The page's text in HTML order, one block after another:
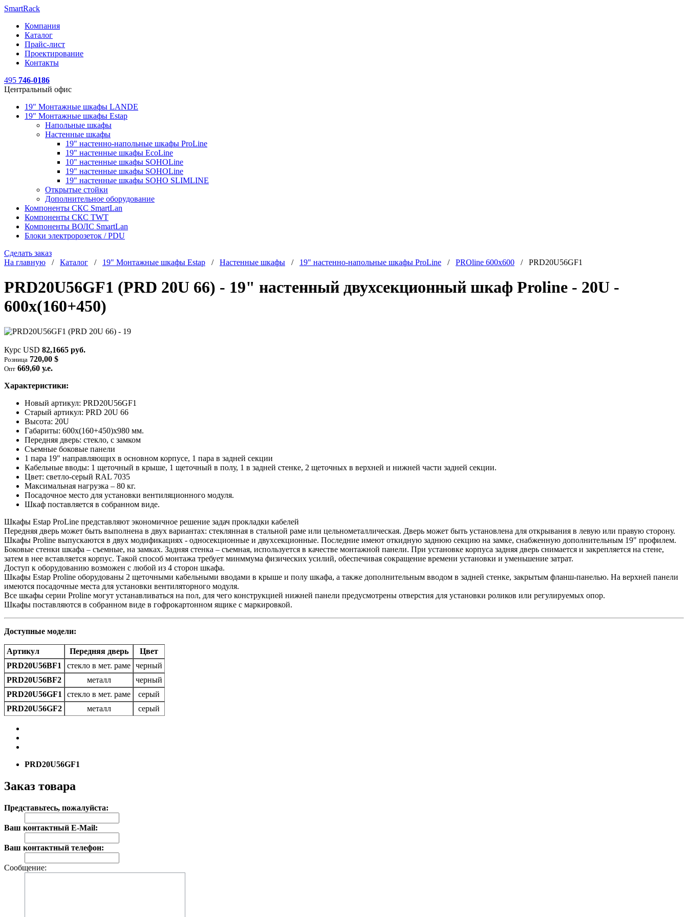
SmartRack
Компания
Каталог
Прайс-лист
Проектирование
Контакты
495 746-0186
Центральный офис
19" Монтажные шкафы LANDE
19" Монтажные шкафы Estap
Напольные шкафы
Настенные шкафы
19" настенно-напольные шкафы ProLine
19" настенные шкафы EcoLine
10" настенные шкафы SOHOLine
19" настенные шкафы SOHOLine
19" настенные шкафы SOHO SLIMLINE
Открытые стойки
Дополнительное оборудование
Компоненты СКС SmartLan
Компоненты СКС TWT
Компоненты ВОЛС SmartLan
Блоки электророзеток / PDU
Сделать заказ
На главную / Каталог / 19" Монтажные шкафы Estap / Настенные шкафы / 19" настенно-напольные шкафы ProLine / PROline 600x600 / PRD20U56GF1
PRD20U56GF1 (PRD 20U 66) - 19" настенный двухсекционный шкаф Proline - 20U -
600x(160+450)
Курс USD 82,1665 руб.
Розница 720,00 $
Опт 669,60 у.е.
Характеристики:
Новый артикул: PRD20U56GF1
Старый артикул: PRD 20U 66
Высота: 20U
Габариты: 600х(160+450)х980 мм.
Передняя дверь: стекло, с замком
Съемные боковые панели
1 пара 19" направляющих в основном корпусе, 1 пара в задней секции
Кабельные вводы: 1 щеточный в крыше, 1 щеточный в полу, 1 в задней стенке, 2 щеточных в верхней и нижней части задней секции.
Цвет: светло-серый RAL 7035
Максимальная нагрузка – 80 кг.
Посадочное место для установки вентиляционного модуля.
Шкаф поставляется в собранном виде.
Шкафы Estap ProLine представляют экономичное решение задач прокладки кабелей
Передняя дверь может быть выполнена в двух вариантах: стеклянная в стальной раме или цельнометаллическая. Дверь может быть установлена для открывания в левую или правую сторону.
Шкафы Proline выпускаются в двух модификациях - односекционные и двухсекционные. Последние имеют откидную заднюю секцию на замке, снабженную дополнительным 19" профилем.
Боковые стенки шкафа – съемные, на замках. Задняя стенка – съемная, используется в качестве монтажной панели. При установке корпуса задняя дверь снимается и закрепляется на стене,
затем в нее вставляется корпус. Такой способ монтажа требует минммума физических усилий, обеспечивая сокращение времени установки и уменьшение затрат.
Доступ к оборудованию возможен с любой из 4 сторон шкафа.
Шкафы Estap Proline оборудованы 2 щеточными кабельными вводами в крыше и полу шкафа, а также дополнительным вводом в задней стенке, закрытым фланш-панелью. На верхней панели
имеются посадочные места для установки вентиляторного модуля.
Все шкафы серии Proline могут устанавливаться на пол, для чего конструкцией нижней панели предусмотрены отверстия для установки роликов или регулируемых опор.
Шкафы поставляются в собранном виде в гофрокартонном ящике с маркировкой.
Доступные модели:
Артикул Передняя дверь
Цвет
PRD20U56BF1
стекло в мет. раме черный
PRD20U56BF2
металл
черный
PRD20U56GF1
стекло в мет. раме
серый
PRD20U56GF2
металл серый
PRD20U56GF1
Заказ товара
Представьтесь, пожалуйста:
Ваш контактный E-Mail:
Ваш контактный телефон:
Сообщение: